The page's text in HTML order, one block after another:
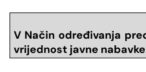
V Način određivanja
vrijednost javne